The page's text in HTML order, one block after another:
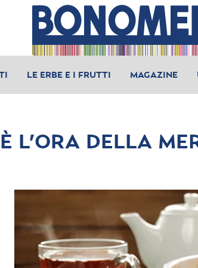
LE ERBE E I FRUTTI MAGAZINE
È L’ORA DELLA